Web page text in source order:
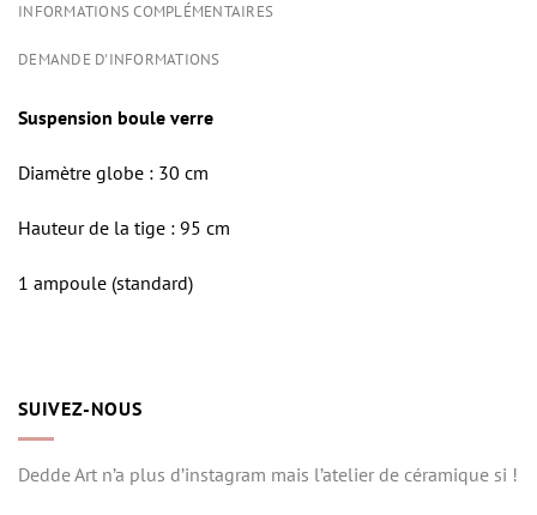
INFORMATIONS COMPLÉMENTAIRES
DEMANDE D'INFORMATIONS
Suspension boule verre
Diamètre globe : 30 cm
Hauteur de la tige : 95 cm
1 ampoule (standard)
SUIVEZ-NOUS
Dedde Art n’a plus d’instagram mais l’atelier de céramique si !